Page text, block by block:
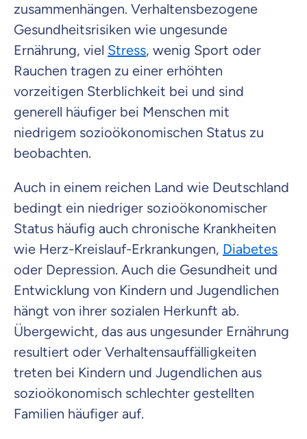
zusammenhängen. Verhaltensbezogene
Gesundheitsrisiken wie ungesunde
Ernährung, viel Stress, wenig Sport oder
Rauchen tragen zu einer erhöhten
vorzeitigen Sterblichkeit bei und sind
generell häufiger bei Menschen mit
niedrigem sozioökonomischen Status zu
beobachten.
Auch in einem reichen Land wie Deutschland
bedingt ein niedriger sozioökonomischer
Status häufig auch chronische Krankheiten
wie Herz-Kreislauf-Erkrankungen, Diabetes
oder Depression. Auch die Gesundheit und
Entwicklung von Kindern und Jugendlichen
hängt von ihrer sozialen Herkunft ab.
Übergewicht, das aus ungesunder Ernährung
resultiert oder Verhaltensauffälligkeiten
treten bei Kindern und Jugendlichen aus
sozioökonomisch schlechter gestellten
Familien häufiger auf.